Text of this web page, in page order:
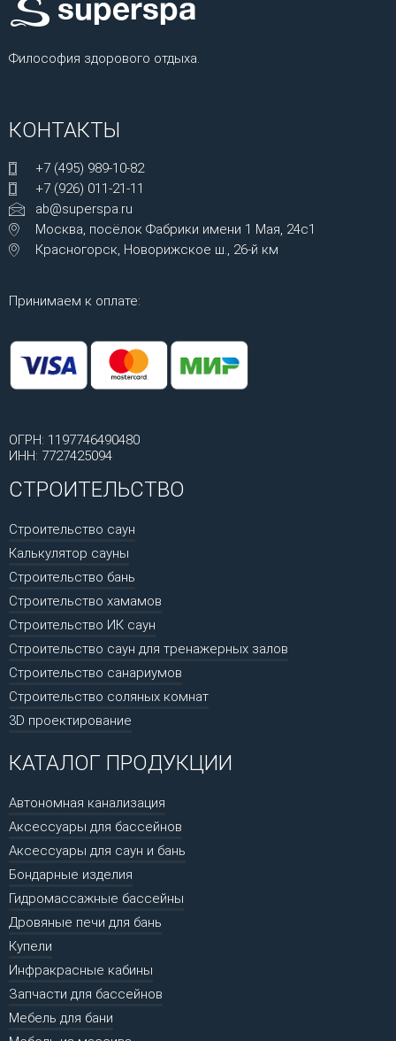
Философия здорового отдыха.
КОНТАКТЫ
+7 (495) 989-10-82
+7 (926) 011-21-11
ab@superspa.ru
Москва, посёлок Фабрики имени 1 Мая, 24с1
Красногорск, Новорижское ш., 26-й км
Принимаем к оплате:
ОГРН: 1197746490480
ИНН: 7727425094
СТРОИТЕЛЬСТВО
Строительство саун
Калькулятор сауны
Строительство бань
Строительство хамамов
Строительство ИК саун
Строительство саун для тренажерных залов
Строительство санариумов
Строительство соляных комнат
3D проектирование
КАТАЛОГ ПРОДУКЦИИ
Автономная канализация
Аксессуары для бассейнов
Аксессуары для саун и бань
Бондарные изделия
Гидромассажные бассейны
Дровяные печи для бань
Купели
Инфракрасные кабины
Запчасти для бассейнов
Мебель для бани